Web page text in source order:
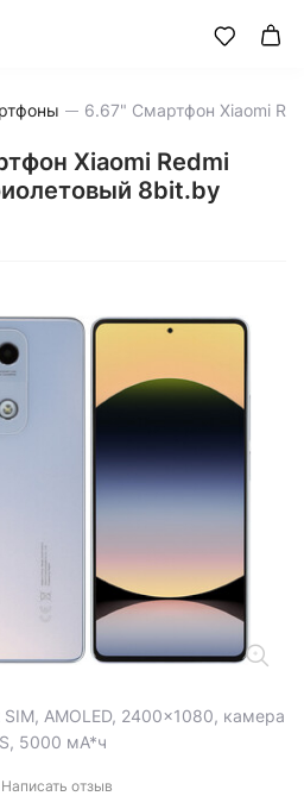
Xiaomi Redmi
8bit.by
AMOLED, 2400x1080, камера
5000 мА*ч
Написать отзыв